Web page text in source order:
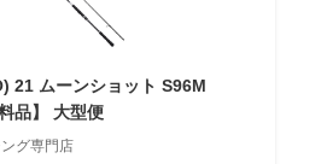
21 ムーンショット S96M
品】 大型便
グ専門店